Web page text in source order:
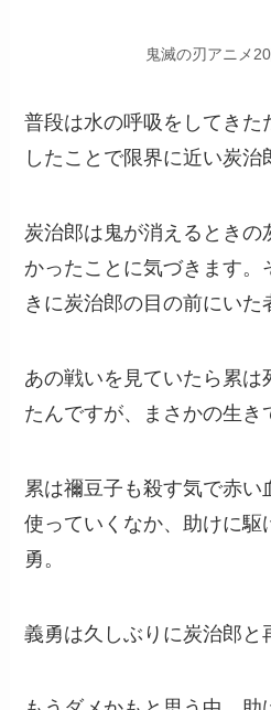
鬼滅の刃アニメ
普段は水の呼吸をしてきた
したことで限界に近い炭治
炭治郎は鬼が消えるときの
かったことに気づきます。
きに炭治郎の目の前にいた
あの戦いを見ていたら累は
たんですが、まさかの生き
累は禰豆子も殺す気で赤い
使っていくなか、助けに駆
勇。
義勇は久しぶりに炭治郎と